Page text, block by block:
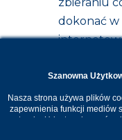
dokonać w
członkiem.
Szanowna
Nasza strona używa plików
zapewnienia funkcji mediów
stronie. Udostępniamy
internetowej naszym